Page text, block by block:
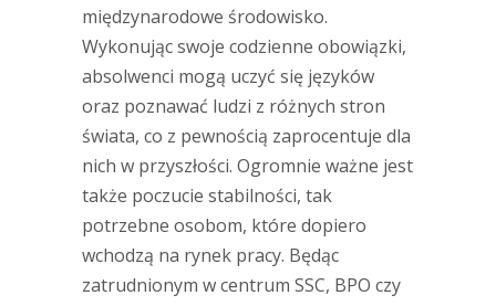
międzynarodowe środowisko.
Wykonując swoje codzienne obowiązki,
absolwenci mogą uczyć się języków
oraz poznawać ludzi z różnych stron
świata, co z pewnością zaprocentuje dla
nich w przyszłości. Ogromnie ważne jest
także poczucie stabilności, tak
potrzebne osobom, które dopiero
wchodzą na rynek pracy. Będąc
zatrudnionym w centrum SSC, BPO czy